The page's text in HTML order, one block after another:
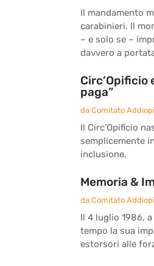
Il mandamento
carabinieri. Il
– e solo se –
davvero a
paga”
da Comitato
Il Circ’Opificio
semplicemente
inclusione.
Memoria &
da Comitato
Il 4 luglio 1986,
tempo la sua
estorsori alle